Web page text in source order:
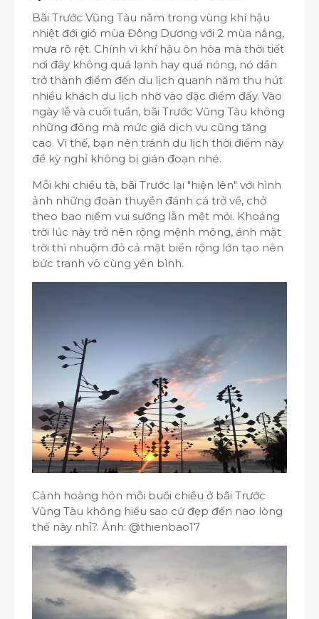
Bãi Trước Vũng Tàu nằm trong vùng khí hậu
nhiệt đới gió mùa Đông Dương với 2 mùa nắng,
mưa rõ rệt. Chính vì khí hậu ôn hòa mà thời tiết
nơi đây không quá lạnh hay quá nóng, nó dần
trở thành điểm đến du lịch quanh năm thu hút
nhiều khách du lịch nhờ vào đặc điểm đấy. Vào
ngày lễ và cuối tuần, bãi Trước Vũng Tàu không
những đông mà mức giá dịch vụ cũng tăng
cao. Vì thế, bạn nên tránh du lịch thời điểm này
để kỳ nghỉ không bị gián đoạn nhé.
Mỗi khi chiều tà, bãi Trước lại "hiện lên" với hình
ảnh những đoàn thuyền đánh cá trở về, chở
theo bao niềm vui sướng lẫn mệt mỏi. Khoảng
trời lúc này trở nên rộng mệnh mông, ánh mặt
trời thì nhuộm đỏ cả mặt biển rộng lớn tạo nên
bức tranh vô cùng yên bình.
Cảnh hoàng hôn mỗi buổi chiều ở bãi Trước
Vũng Tàu không hiểu sao cứ đẹp đến nao lòng
thế này nhỉ?. Ảnh: @thienbao17